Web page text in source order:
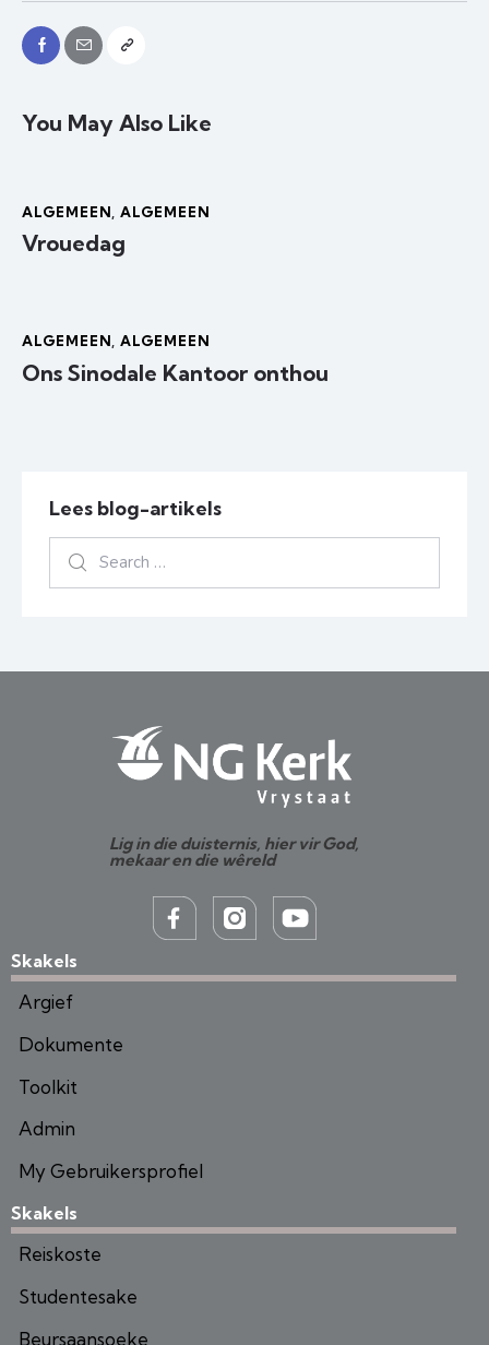
You May Also Like
ALGEMEEN ,ALGEMEEN
Vrouedag
ALGEMEEN,ALGEMEEN
Ons Sinodale Kantoor onthou
Lees blog-artikels
Lig in die duisternis, hier vir God,
mekaar en die wêreld
Skakels
Argief
Dokumente
Toolkit
Admin
My Gebruikersprofiel
Skakels
Reiskoste
Studentesake
Beursaansoeke